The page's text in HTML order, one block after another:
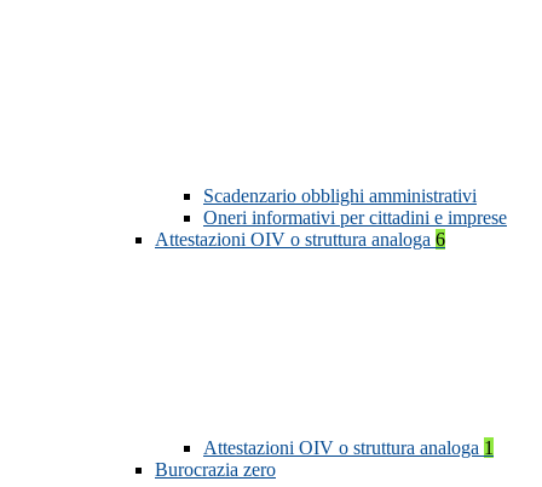
Scadenzario obblighi amministrativi
Oneri informativi per cittadini e imprese
Attestazioni OIV o struttura analoga 6
Attestazioni OIV o struttura analoga 1
Burocrazia zero